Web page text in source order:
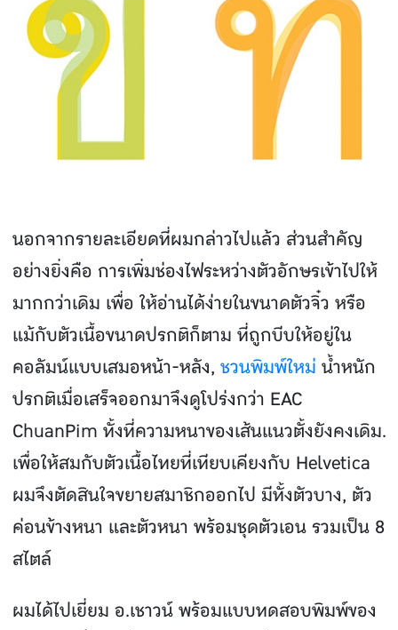
นอกจากรายละเอียดที่ผมกล่าวไปแล้ว ส่วนสําคัญ
อย่างยิ่งคือ การเพิ่มช่องไฟระหว่างตัวอักษรเข้าไปให้
มากกว่าเดิม เพื่อ ให้อ่านได้ง่ายในขนาดตัวจิ๋ว หรือ
แม้กับตัวเนื้อขนาดปรกติก็ตาม ที่ถูกบีบให้อยู่ใน
คอลัมน์แบบเสมอหน้า-หลัง, ชวนพิมพ์ใหม่ น้ําหนัก
ปรกติเมื่อเสร็จออกมาจึงดูโปร่งกว่า EAC
ChuanPim ทั้งที่ความหนาของเส้นแนวตั้งยังคงเดิม.
เพื่อให้สมกับตัวเนื้อไทยที่เทียบเคียงกับ Helvetica
ผมจึงตัดสินใจขยายสมาชิกออกไป มีทั้งตัวบาง, ตัว
ค่อนข้างหนา และตัวหนา พร้อมชุดตัวเอน รวมเป็น 8
สไตล์
ผมได้ไปเยี่ยม อ.เชาวน์ พร้อมแบบทดสอบพิมพ์ของ